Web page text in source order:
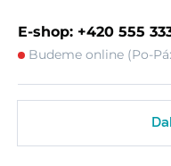
E-shop: +420 555
Budeme online (Po-Pá: